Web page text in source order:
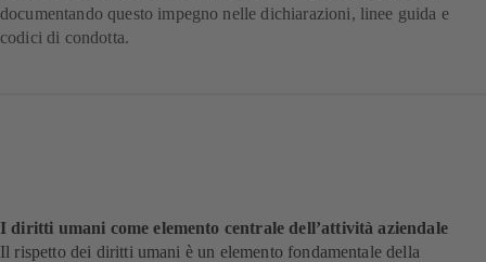
documentando questo impegno nelle dichiarazioni, linee guida e
codici di condotta.
I diritti umani come elemento centrale dell’attività aziendale
Il rispetto dei diritti umani è un elemento fondamentale della